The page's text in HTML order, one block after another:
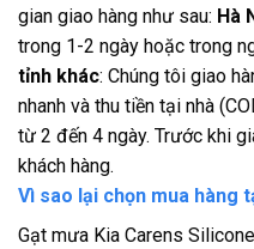
gian giao hàng như sau: Hà
trong 1-2 ngày hoặc trong
tỉnh khác: Chúng tôi giao
nhanh và thu tiền tại nhà
từ 2 đến 4 ngày. Trước khi
khách hàng.
Vì sao lại chọn mua hàng
Gạt mưa Kia Carens